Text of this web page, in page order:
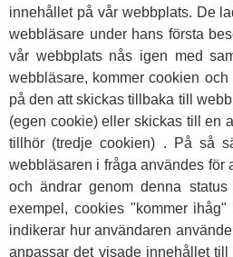
innehållet på vår webbplats. De
webbläsare under hans första
vår webbplats nås igen med
webbläsare, kommer cookien
på den att skickas tillbaka till
(egen cookie) eller skickas till en
tillhör (tredje cookien) . På så
webbläsaren i fråga användes för
och ändrar genom denna status
exempel, cookies "kommer ihåg"
indikerar hur användaren
anpassar det visade innehållet